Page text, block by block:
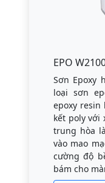
EPO
Sơn Epoxy
loại sơn
epoxy resin
kết poly với
trung hòa
vào mao
cường độ
bám cho